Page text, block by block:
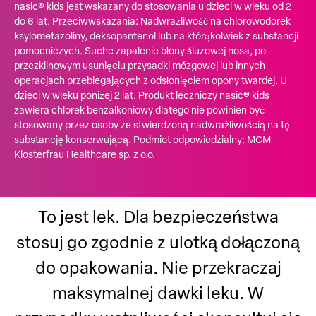
nasic® kids jest wskazany do stosowania u dzieci w wieku od 2
do 6 lat. Przeciwwskazania: Nadwrażliwość na chlorowodorek
ksylometazoliny, deksopantenol lub na którąkolwiek z substancji
pomocniczych. Suche zapalenie błony śluzowej nosa, po
przezklinowym usunięciu przysadki mózgowej lub innych
operacjach przebiegających z odsłonięciem opony twardej. U
dzieci w wieku poniżej 2 lat. Produkt leczniczy nasic® kids
zawiera chlorek benzalkoniowy dlatego nie powinien być
stosowany przez osoby ze stwierdzoną nadwrażliwością na tę
substancję konserwującą. Podmiot odpowiedzialny: MCM
Klosterfrau Healthcare sp. z o.o.
To jest lek. Dla bezpieczeństwa
stosuj go zgodnie z ulotką dołączoną
do opakowania. Nie przekraczaj
maksymalnej dawki leku. W